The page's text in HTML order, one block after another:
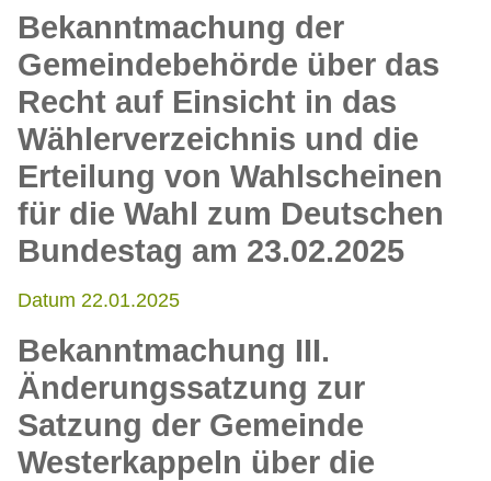
Bekanntmachung der
Gemeindebehörde über das
Recht auf Einsicht in das
Wählerverzeichnis und die
Erteilung von Wahlscheinen
für die Wahl zum Deutschen
Bundestag am 23.02.2025
Datum 22.01.2025
Bekanntmachung III.
Änderungssatzung zur
Satzung der Gemeinde
Westerkappeln über die